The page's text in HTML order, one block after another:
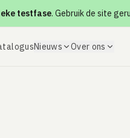
testfase. Gebruik de site
Nieuws Over ons